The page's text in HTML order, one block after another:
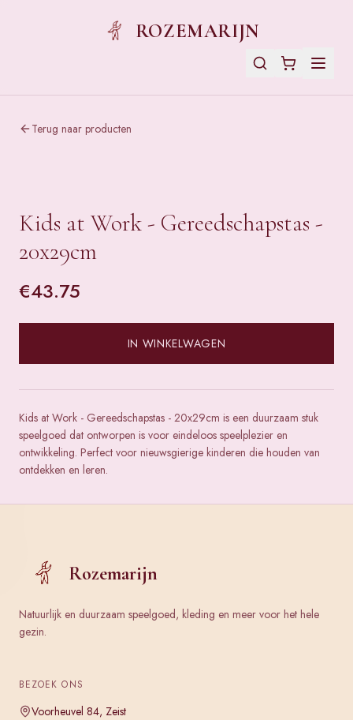
ROZEMARIJN
Terug naar producten
Kids at Work - Gereedschapstas -
20x29cm
€43.75
IN WINKELWAGEN
Kids at Work - Gereedschapstas - 20x29cm is een duurzaam stuk
speelgoed dat ontworpen is voor eindeloos speelplezier en
ontwikkeling. Perfect voor nieuwsgierige kinderen die houden van
ontdekken en leren.
Rozemarijn
Natuurlijk en duurzaam speelgoed, kleding en meer voor het hele
gezin.
BEZOEK ONS
Voorheuvel 84, Zeist